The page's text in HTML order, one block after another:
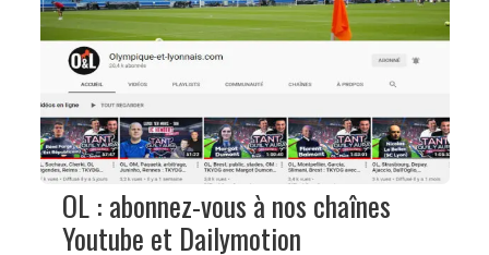
OL : abonnez-vous à nos chaînes
Youtube et Dailymotion